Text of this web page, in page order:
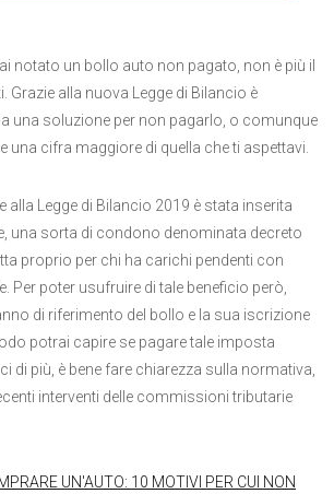
notato un bollo auto non pagato, non è più il
Grazie alla nuova Legge di Bilancio è
una soluzione per non pagarlo, o comunque
una cifra maggiore di quella che ti aspettavi.
alla Legge di Bilancio 2019 è stata inserita
una sorta di condono denominata decreto
proprio per chi ha carichi pendenti con
Per poter usufruire di tale beneficio però,
di riferimento del bollo e la sua iscrizione
potrai capire se pagare tale imposta
di più, è bene fare chiarezza sulla normativa,
interventi delle commissioni tributarie
UN'AUTO: 10 MOTIVI PER CUI NON